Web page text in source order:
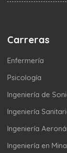
Carreras
Enfermería
Psicología
Ingeniería de
Ingeniería
Ingeniería
Ingeniería en